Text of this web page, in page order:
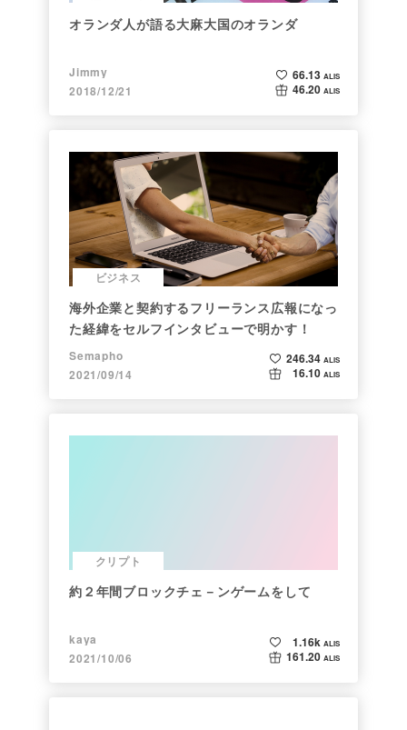
オランダ人が語る大麻大国のオランダ
Jimmy
2018/12/21
66.13 ALIS
46.20 ALIS
ビジネス
海外企業と契約するフリーランス広報になっ
た経緯をセルフインタビューで明かす！
Semapho
2021/09/14
246.34 ALIS
16.10 ALIS
クリプト
約２年間ブロックチェ－ンゲームをして
kaya
2021/10/06
1.16k ALIS
161.20 ALIS